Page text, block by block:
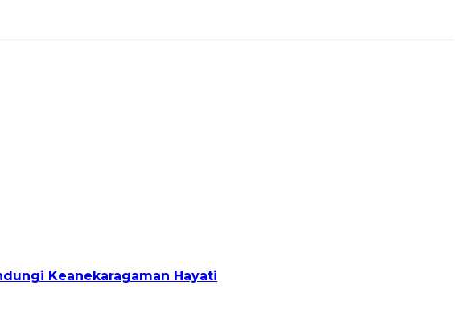
Keanekaragaman Hayati